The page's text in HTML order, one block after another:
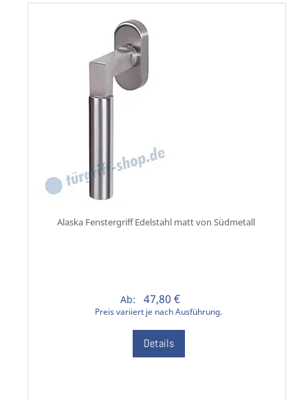
Alaska Fenstergriff Edelstahl matt von Südmetall
Ab: 47,80 €
Preis variiert je nach Ausführung.
Details